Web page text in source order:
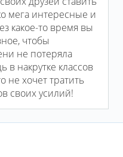
мега интересные и
какое-то время вы
чтобы
не потеряла
в накрутке классов
не хочет тратить
своих усилий!